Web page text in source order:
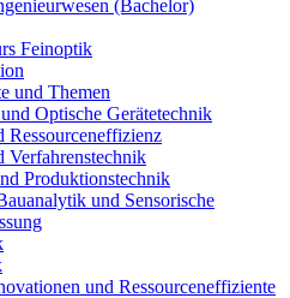
(Bachelor)
Feinoptik
und Themen
Optische Gerätetechnik
Ressourceneffizienz
Verfahrenstechnik
Produktionstechnik
und Sensorische
und Ressourceneffiziente